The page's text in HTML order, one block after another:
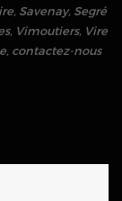
, Savenay, Segré
, Vimoutiers, Vire
contactez-nous